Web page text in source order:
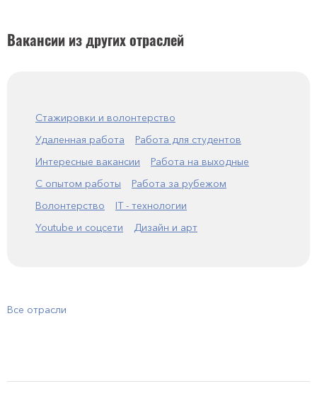
Вакансии из других отраслей
Стажировки и волонтерство
Удаленная работа
Работа для студентов
Интересные вакансии
Работа на выходные
С опытом работы
Работа за рубежом
Волонтерство
IT - технологии
Youtube и соцсети
Дизайн и арт
Все отрасли